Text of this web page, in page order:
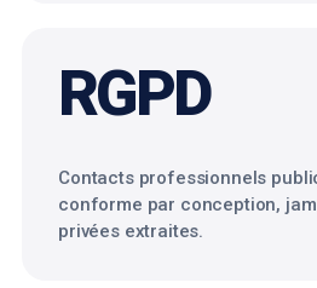
RGPD
Contacts professionnels
conforme par conception,
privées extraites.